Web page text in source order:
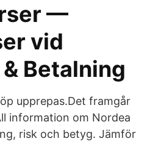
—
vid
Betalning
upprepas.Det framgår
information om Nordea
risk och betyg. Jämför